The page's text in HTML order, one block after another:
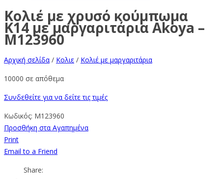
Κολιέ με χρυσό κούμπωμα
Κ14 με μαργαριτάρια Akoya –
M123960
Αρχική σελίδα / Κολιε / Κολιέ με μαργαριτάρια
10000 σε απόθεμα
Συνδεθείτε για να δείτε τις τιμές
Κωδικός: M123960
Προσθήκη στα Αγαπημένα
Print
Email to a Friend
Share: